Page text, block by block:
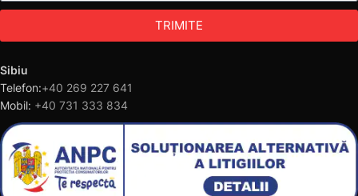
TRIMITE
Sibiu
Telefon:+40 269 227 641
Mobil: +40 731 333 834